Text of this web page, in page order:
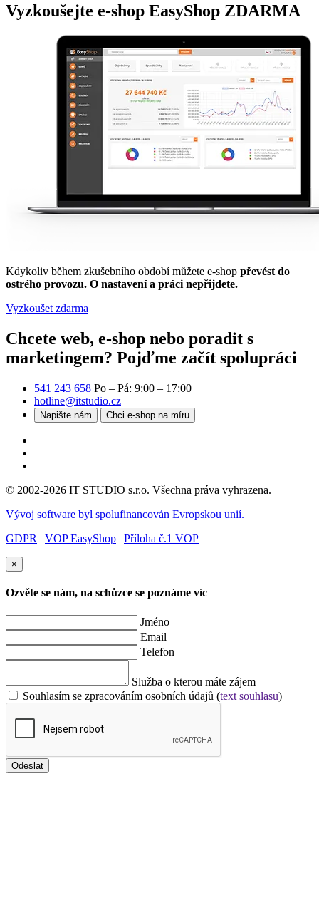
Vyzkoušejte e-shop EasyShop ZDARMA
Kdykoliv během zkušebního období můžete e-shop převést do
ostrého provozu. O nastavení a práci nepřijdete.
Vyzkoušet zdarma
Chcete web, e-shop nebo poradit s
marketingem? Pojďme začít spolupráci
541 243 658 Po – Pá: 9:00 – 17:00
hotline@itstudio.cz
Napište nám Chci e-shop na míru
© 2002-2026 IT STUDIO s.r.o. Všechna práva vyhrazena.
Vývoj software byl spolufinancován Evropskou unií.
GDPR | VOP EasyShop | Příloha č.1 VOP
×
Ozvěte se nám, na schůzce se poznáme víc
Jméno
Email
Telefon
Služba o kterou máte zájem
Souhlasím se zpracováním osobních údajů (text souhlasu)
Odeslat